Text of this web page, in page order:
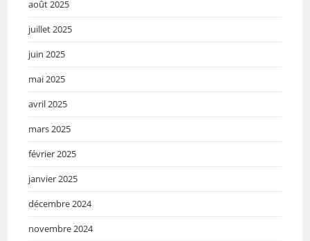
août 2025
juillet 2025
juin 2025
mai 2025
avril 2025
mars 2025
février 2025
janvier 2025
décembre 2024
novembre 2024